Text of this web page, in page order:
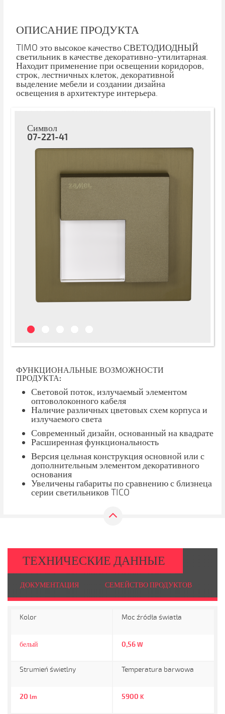
ОПИСАНИЕ ПРОДУКТА
TIMO это высокое качество СВЕТОДИОДНЫЙ
светильник в качестве декоративно-утилитарная.
Находит применение при освещении коридоров,
строк, лестничных клеток, декоративной
выделение мебели и создании дизайна
освещения в архитектуре интерьера.
Символ
07-221-41
ФУНКЦИОНАЛЬНЫЕ ВОЗМОЖНОСТИ
ПРОДУКТА:
Световой поток, излучаемый элементом
оптоволоконного кабеля
Наличие различных цветовых схем корпуса и
излучаемого света
Современный дизайн, основанный на квадрате
Расширенная функциональность
Версия цельная конструкция основной или с
дополнительным элементом декоративного
основания
Увеличены габариты по сравнению с близнеца
серии светильников TICO
ТЕХНИЧЕСКИЕ ДАННЫЕ
ДОКУМЕНТАЦИЯ СЕМЕЙСТВО ПРОДУКТОВ
Kolor
белый
Moc źródła światła
0,56 W
Strumień świetlny
20 lm
Temperatura barwowa
5900 K